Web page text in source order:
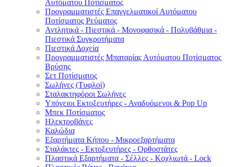
Αυτόματου Ποτίσματος
Προγραμματιστές Επαγγελματικοί Αυτόματου
Ποτίσματος Ρεύματος
Αντλητικά - Πιεστικά - Μονοφασικά - Πολυβάθμια -
Πιεστικά Συγκροτήματα
Πιεστικά Δοχεία
Προγραμματιστές Μπαταρίας Αυτόματου Ποτίσματος
Βρύσης
Σετ Ποτίσματος
Σωλήνες (Τυφλοί)
Σταλακτηφόροι Σωλήνες
Υπόγειοι Εκτοξευτήρες - Αναδυόμενοι & Pop Up
Μπεκ Ποτίσματος
Ηλεκτροβάνες
Καλώδια
Εξαρτήματα Κήπου - Μικροεξαρτήματα
Σταλάκτες - Εκτοξευτήρες - Ορθοστάτες
Πλαστικά Εξαρτήματα - Σέλλες - Κοχλιωτά - Lock